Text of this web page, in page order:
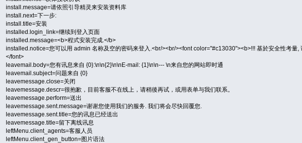
install.message=请依照引导精灵来安装资料库
install.next=下一步:
install.title=安装
installed.login_link=继续到登入页面
installed.message=<b>程式安装完成.</b>
installed.notice=您可以用 admin 名称及空的密码来登入.<br/><br/><font color="#c13030"><b>!!! 基於安全性考量
</font>
leavemail.body=您有讯息来自 {0}:\n\n{2}\n\nE-mail: {1}\n\n--- \n来自您的网站即时通
leavemail.subject=问题来自 {0}
leavemessage.close=关闭
leavemessage.descr=很抱歉，目前客服不在线上，请稍後再试，或用表单与我们联系。
leavemessage.perform=送出
leavemessage.sent.message=谢谢您使用我们的服务. 我们将会尽快回覆您.
leavemessage.sent.title=您的讯息已经送出
leavemessage.title=留下离线讯息
leftMenu.client_agents=客服人员
leftMenu.client_gen_button=图片语法